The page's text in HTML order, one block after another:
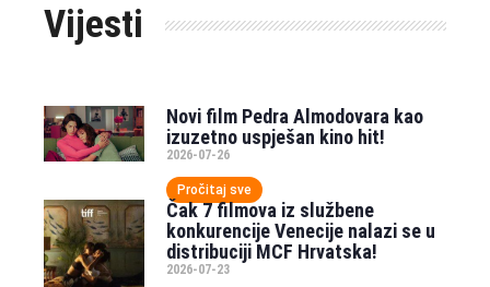
Vijesti
Novi film Pedra Almodovara kao
izuzetno uspješan kino hit!
2026-07-26
Pročitaj sve
Čak 7 filmova iz službene
konkurencije Venecije nalazi se u
distribuciji MCF Hrvatska!
2026-07-23